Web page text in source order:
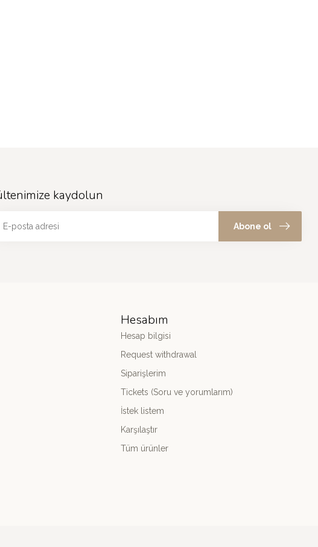
kaydolun
Abone ol
Hesabım
Hesap bilgisi
Request withdrawal
Siparişlerim
Tickets (Soru ve yorumlarım)
İstek listem
Karşılaştır
Tüm ürünler